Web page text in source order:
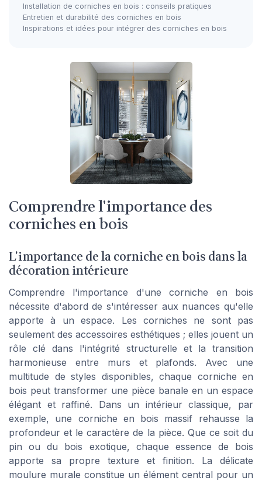
Installation de corniches en bois : conseils pratiques
Entretien et durabilité des corniches en bois
Inspirations et idées pour intégrer des corniches en bois
Comprendre l'importance des
corniches en bois
L'importance de la corniche en bois dans la
décoration intérieure
Comprendre l'importance d'une corniche en bois
nécessite d'abord de s'intéresser aux nuances qu'elle
apporte à un espace. Les corniches ne sont pas
seulement des accessoires esthétiques ; elles jouent un
rôle clé dans l'intégrité structurelle et la transition
harmonieuse entre murs et plafonds. Avec une
multitude de styles disponibles, chaque corniche en
bois peut transformer une pièce banale en un espace
élégant et raffiné. Dans un intérieur classique, par
exemple, une corniche en bois massif rehausse la
profondeur et le caractère de la pièce. Que ce soit du
pin ou du bois exotique, chaque essence de bois
apporte sa propre texture et finition. La délicate
moulure murale constitue un élément central pour un